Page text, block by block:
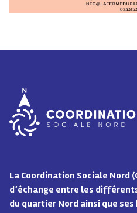
La Coordination Sociale Nord
d’échange entre les
du quartier Nord ainsi que